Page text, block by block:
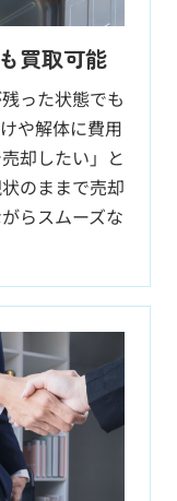
買取可能
った状態でも
や解体に費用
却したい」と
のままで売却
らスムーズな